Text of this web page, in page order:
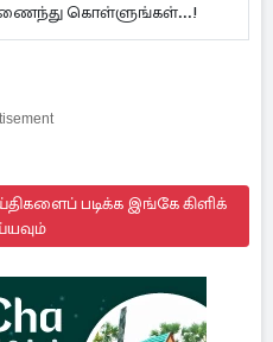
இணைந்து கொள்ளுங்கள்...!
படிக்க இங்கே கிளிக்